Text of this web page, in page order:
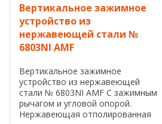
Вертикальное зажимное
устройство из
нержавеющей стали №
6803NI AMF
Вертикальное зажимное
устройство из нержавеющей
стали № 6803NI AMF С зажимным
рычагом и угловой опорой.
Нержавеющая отполированная